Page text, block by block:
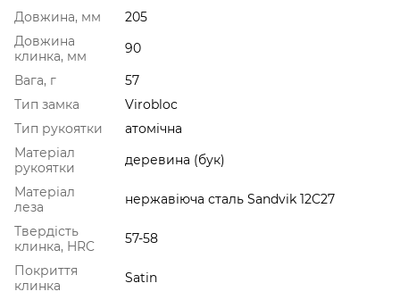
Довжина, мм
205
Довжина
клинка, мм
90
Вага, г
57
Тип замка
Virobloc
Тип рукоятки
атомічна
Матеріал
рукоятки
деревина (бук)
Матеріал
леза
нержавіюча сталь Sandvik 12C27
Твердість
клинка, HRC
57-58
Покриття
клинка
Satin